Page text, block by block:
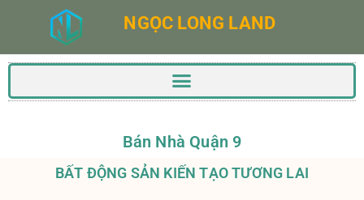
NGỌC LONG LAND
Bán Nhà Quận 9
BẤT ĐỘNG SẢN KIẾN TẠO TƯƠNG LAI